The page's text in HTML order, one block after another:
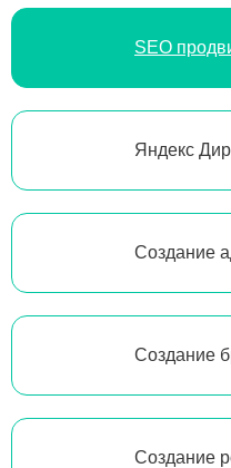
SEO
Яндекс
Создание
Создание
Создание